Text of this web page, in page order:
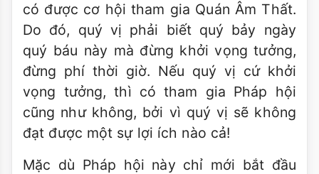
có được cơ hội tham gia Quán Âm Thất.
Do đó, quý vị phải biết quý bảy ngày
quý báu này mà đừng khởi vọng tưởng,
đừng phí thời giờ. Nếu quý vị cứ khởi
vọng tưởng, thì có tham gia Pháp hội
cũng như không, bởi vì quý vị sẽ không
đạt được một sự lợi ích nào cả!
Mặc dù Pháp hội này chỉ mới bắt đầu